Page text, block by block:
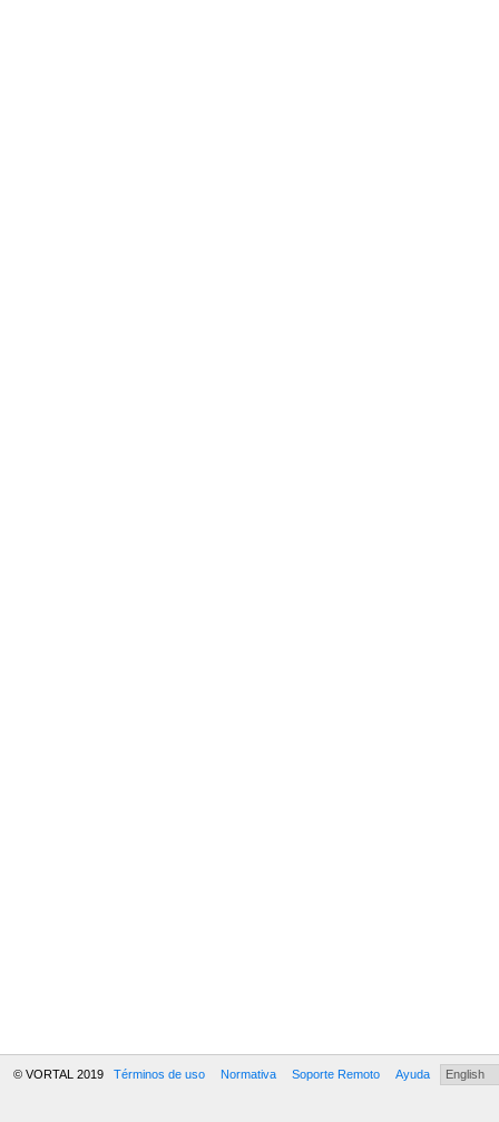
© VORTAL 2019 Términos de uso Normativa Soporte Remoto Ayuda